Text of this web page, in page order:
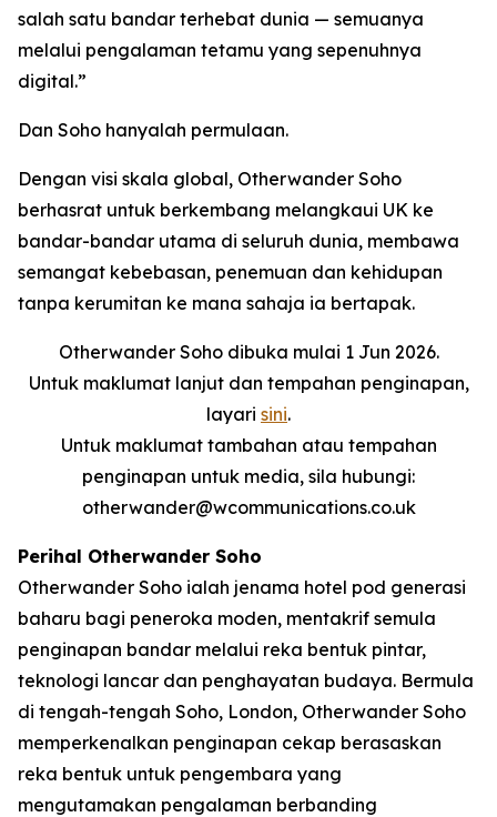
salah satu bandar terhebat dunia — semuanya
melalui pengalaman tetamu yang sepenuhnya
digital.”
Dan Soho hanyalah permulaan.
Dengan visi skala global, Otherwander Soho
berhasrat untuk berkembang melangkaui UK ke
bandar-bandar utama di seluruh dunia, membawa
semangat kebebasan, penemuan dan kehidupan
tanpa kerumitan ke mana sahaja ia bertapak.
Otherwander Soho dibuka mulai 1 Jun 2026.
Untuk maklumat lanjut dan tempahan penginapan,
layari sini.
Untuk maklumat tambahan atau tempahan
penginapan untuk media, sila hubungi:
otherwander@wcommunications.co.uk
Perihal Otherwander Soho
Otherwander Soho ialah jenama hotel pod generasi
baharu bagi peneroka moden, mentakrif semula
penginapan bandar melalui reka bentuk pintar,
teknologi lancar dan penghayatan budaya. Bermula
di tengah-tengah Soho, London, Otherwander Soho
memperkenalkan penginapan cekap berasaskan
reka bentuk untuk pengembara yang
mengutamakan pengalaman berbanding